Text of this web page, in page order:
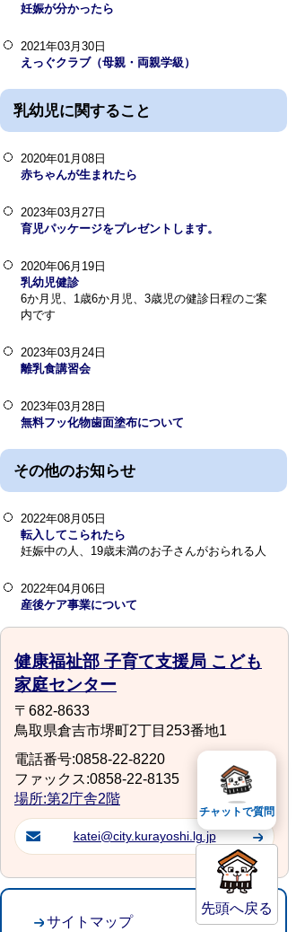
妊娠が分かったら
2021年03月30日
えっぐクラブ（母親・両親学級）
乳幼児に関すること
2020年01月08日
赤ちゃんが生まれたら
2023年03月27日
育児パッケージをプレゼントします。
2020年06月19日
乳幼児健診
6か月児、1歳6か月児、3歳児の健診日程のご案
内です
2023年03月24日
離乳食講習会
2023年03月28日
無料フッ化物歯面塗布について
その他のお知らせ
2022年08月05日
転入してこられたら
妊娠中の人、19歳未満のお子さんがおられる人
2022年04月06日
産後ケア事業について
健康福祉部 子育て支援局 こども
家庭センター
〒682-8633
鳥取県倉吉市堺町2丁目253番地1
電話番号:0858-22-8220
ファックス:0858-22-8135
場所:第2庁舎2階
katei@city.kurayoshi.lg.jp
先頭へ戻る
サイトマップ
チャットで質問